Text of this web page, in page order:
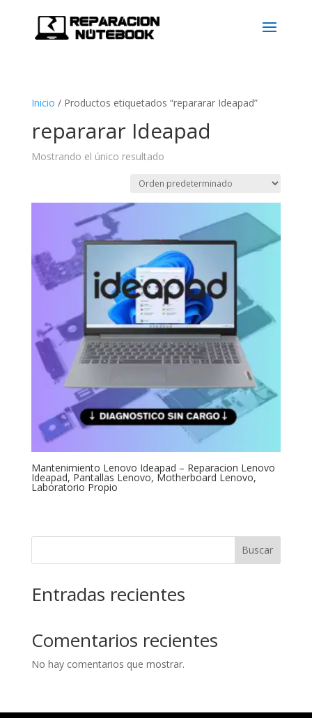
Inicio / Productos etiquetados “repararar Ideapad”
repararar Ideapad
Mostrando el único resultado
Mantenimiento Lenovo Ideapad – Reparacion Lenovo
Ideapad, Pantallas Lenovo, Motherboard Lenovo,
Laboratorio Propio
Buscar
Entradas recientes
Comentarios recientes
No hay comentarios que mostrar.